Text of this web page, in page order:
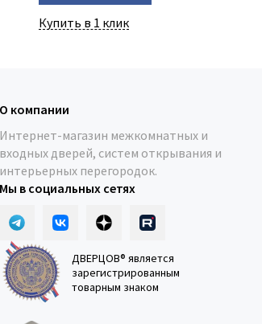
Купить в 1 клик
О компании
Интернет-магазин межкомнатных и
входных дверей, систем открывания и
интерьерных перегородок.
Мы в социальных сетях
ДВЕРЦОВ® является
зарегистрированным
товарным знаком